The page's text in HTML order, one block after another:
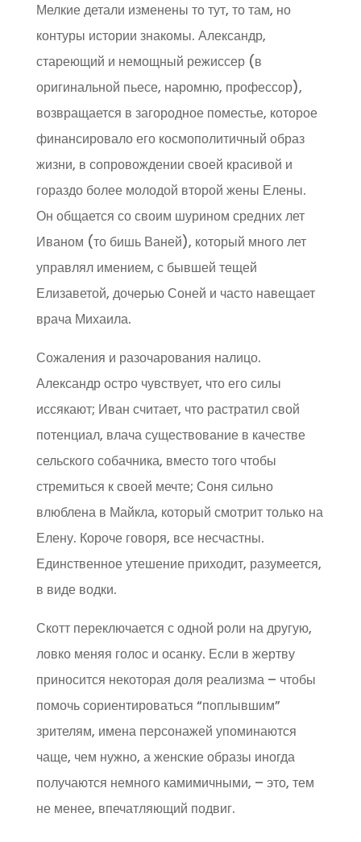
Мелкие детали изменены то тут, то там, но
контуры истории знакомы. Александр,
стареющий и немощный режиссер (в
оригинальной пьесе, наромню, профессор),
возвращается в загородное поместье, которое
финансировало его космополитичный образ
жизни, в сопровождении своей красивой и
гораздо более молодой второй жены Елены.
Он общается со своим шурином средних лет
Иваном (то бишь Ваней), который много лет
управлял имением, с бывшей тещей
Елизаветой, дочерью Соней и часто навещает
врача Михаила.
Сожаления и разочарования налицо.
Александр остро чувствует, что его силы
иссякают; Иван считает, что растратил свой
потенциал, влача существование в качестве
сельского собачника, вместо того чтобы
стремиться к своей мечте; Соня сильно
влюблена в Майкла, который смотрит только на
Елену. Короче говоря, все несчастны.
Единственное утешение приходит, разумеется,
в виде водки.
Скотт переключается с одной роли на другую,
ловко меняя голос и осанку. Если в жертву
приносится некоторая доля реализма – чтобы
помочь сориентироваться “поплывшим”
зрителям, имена персонажей упоминаются
чаще, чем нужно, а женские образы иногда
получаются немного камимичными, – это, тем
не менее, впечатляющий подвиг.